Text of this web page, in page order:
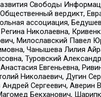
Свободы
вердикт,
ассоциация,
Николаевна,
Милославский Павел
Чанышева Лилия
Туровский
Евгеньевна,
Николаевич, Дугин
Сергеевич, Аверин
Бекханович,